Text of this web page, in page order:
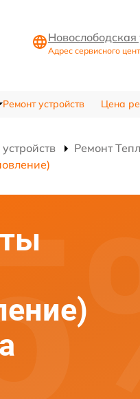
Адрес сервисного
Ремонт устройств Цена
Ремонт